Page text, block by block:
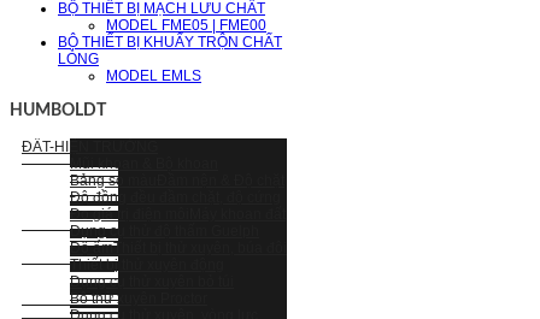
BỘ THIẾT BỊ MẠCH LƯU CHẤT
MODEL FME05 | FME00
BỘ THIẾT BỊ KHUẤY TRỘN CHẤT
LỎNG
MODEL EMLS
HUMBOLDT
ĐẤT-HIỆN TRƯỜNG
Mũi khoan & Bộ khoan
Bảng so màu
Độ đồng đều đầm chặt, độ cứng
Đo giá trị điện môi
Dụng cụ thử độ thấm Guelph
Độ ẩmThiết bị thử xuyên, búa đôi
Thiết bị thử xuyên động
Dụng cụ thử xuyên bỏ túi
Bộ thử xuyên Proctor